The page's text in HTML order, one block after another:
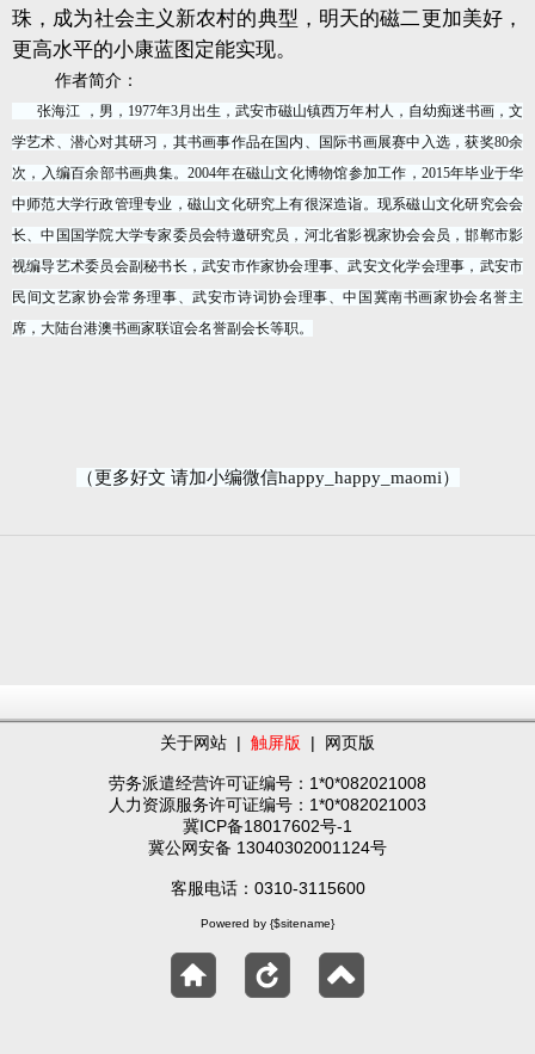
珠，成为社会主义新农村的典型，明天的磁二更加美好，
更高水平的小康蓝图定能实现。
作者简介：
张海江 ，男， 1977年3月出生，武安市磁山镇西万年村人，自幼痴迷书画，文
学艺术、潜心对其研习，其书画事作品在国内、国际书画展赛中入选，获奖80余
次，入编百余部书画典集。 2004年在磁山文化博物馆参加工作， 2015年毕业于华
中师范大学行政管理专业，磁山文化研究上有很深造诣。现系磁山文化研究会会
长、中国国学院大学专家委员会特邀研究员，河北省影视家协会会员，邯郸市影
视编导艺术委员会副秘书长，武安市作家协会理事、武安文化学会理事，武安市
民间文艺家协会常务理事、武安市诗词协会理事、中国冀南书画家协会名誉主
席，大陆台港澳书画家联谊会名誉副会长等职。
（更多好文 请加小编微信happy_happy_maomi）
关于网站 | 触屏版 | 网页版
劳务派遣经营许可证编号：1*0*082021008
人力资源服务许可证编号：1*0*082021003
冀ICP备18017602号-1
冀公网安备 13040302001124号
客服电话：0310-3115600
Powered by {$sitename}